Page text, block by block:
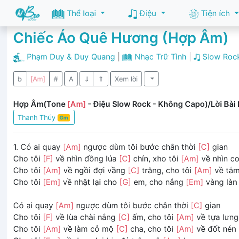
Thể loại Điệu Tiện ích
Chiếc Áo Quê Hương (Hợp Âm)
Phạm Duy & Duy Quang Nhạc Trữ Tình| Slow
b [Am] # A ⇓ ⇑ Xem lời
Hợp Âm(Tone [Am] - Điệu Slow Rock - Không Capo)/Lời Bài
Thanh Thúy Gm
1. Có ai quay [Am] ngược dùm tôi bước chân thời [C] gian
Cho tôi [F] về nhìn đồng lúa [C] chín, xho tôi [Am] về nhìn
Cho tôi [Am] về ngồi đợi vầng [C] trăng, cho tôi [Am] về
Cho tôi [Em] về nhặt lại cho [G] em, cho nắng [Em] vàng làn
Có ai quay [Am] ngược dùm tôi bước chân thời [C] gian
Cho tôi [F] về lùa chài nắng [C] ấm, cho tôi [Am] về tựa
Cho tôi [Am] về làm cỏ mộ [C] cha, cho tôi [Am] về đốt nén